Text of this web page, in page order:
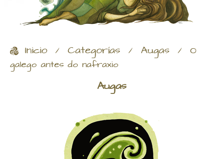
Inicio / Categorías / Augas / O
galego antes do nafraxio
Augas